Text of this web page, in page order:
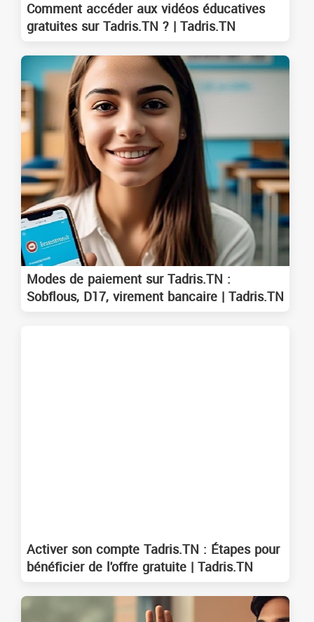
Comment accéder aux vidéos éducatives
gratuites sur Tadris.TN ? | Tadris.TN
Modes de paiement sur Tadris.TN :
Sobflous, D17, virement bancaire | Tadris.TN
Activer son compte Tadris.TN : Étapes pour
bénéficier de l'offre gratuite | Tadris.TN